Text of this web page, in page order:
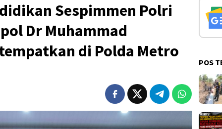
Sespimmen Polri
Dr Muhammad
di Polda Metro
POS